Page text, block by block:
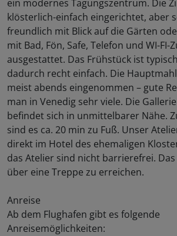
ein modernes Tagungszentrum. Die
klösterlich-einfach eingerichtet, aber
freundlich mit Blick auf die Gärten
mit Bad, Fön, Safe, Telefon und WI-FI-
ausgestattet. Das Frühstück ist
dadurch recht einfach. Die
meist abends eingenommen – gute
man in Venedig sehr viele. Die
befindet sich in unmittelbarer Nähe.
sind es ca. 20 min zu Fuß. Unser
direkt im Hotel des ehemaligen
das Atelier sind nicht barrierefrei.
über eine Treppe zu erreichen.
Anreise
Ab dem Flughafen gibt es folgende
Anreisemöglichkeiten: